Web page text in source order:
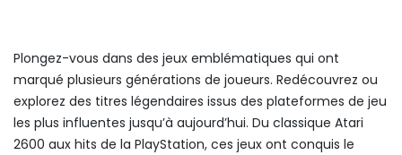
Plongez-vous dans des jeux emblématiques qui ont
marqué plusieurs générations de joueurs. Redécouvrez ou
explorez des titres légendaires issus des plateformes de jeu
les plus influentes jusqu’à aujourd’hui. Du classique Atari
2600 aux hits de la PlayStation, ces jeux ont conquis le